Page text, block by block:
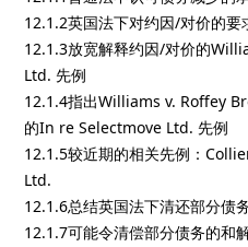
12.1.2英国法下对约因/对价的要
12.1.3放宽解释约因/对价的
Ltd. 先例
12.1.4指出Williams v. Roffey
的In re Selectmove Ltd. 先例
12.1.5较近期的相关先例：
Ltd.
12.1.6总结英国法下清还部分债
12.1.7可能令清偿部分债务的和